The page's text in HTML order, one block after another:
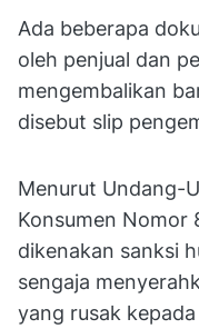
Ada beberapa
oleh penjual dan
mengembalikan
disebut slip
Menurut Undang-
Konsumen Nomor
dikenakan sanksi
sengaja
yang rusak